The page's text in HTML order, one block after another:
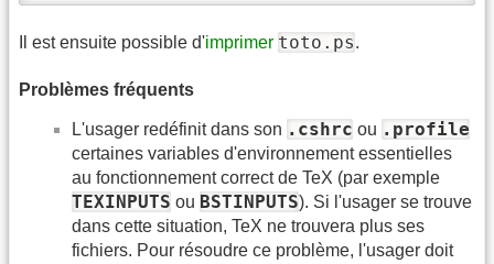
Il est ensuite possible d'imprimer toto.ps.
Problèmes fréquents
L'usager redéfinit dans son .cshrc ou .profile
certaines variables d'environnement essentielles
au fonctionnement correct de TeX (par exemple
TEXINPUTS ou BSTINPUTS). Si l'usager se trouve
dans cette situation, TeX ne trouvera plus ses
fichiers. Pour résoudre ce problème, l'usager doit